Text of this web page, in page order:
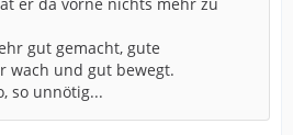
gut gemacht, gute
wach und gut bewegt.
so unnötig...